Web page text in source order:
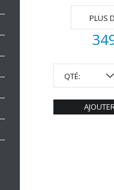
PLUS
QTÉ: